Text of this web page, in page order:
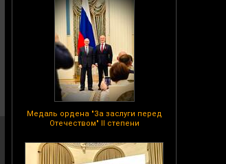
Медаль ордена "За заслуги перед
Отечеством" II степени